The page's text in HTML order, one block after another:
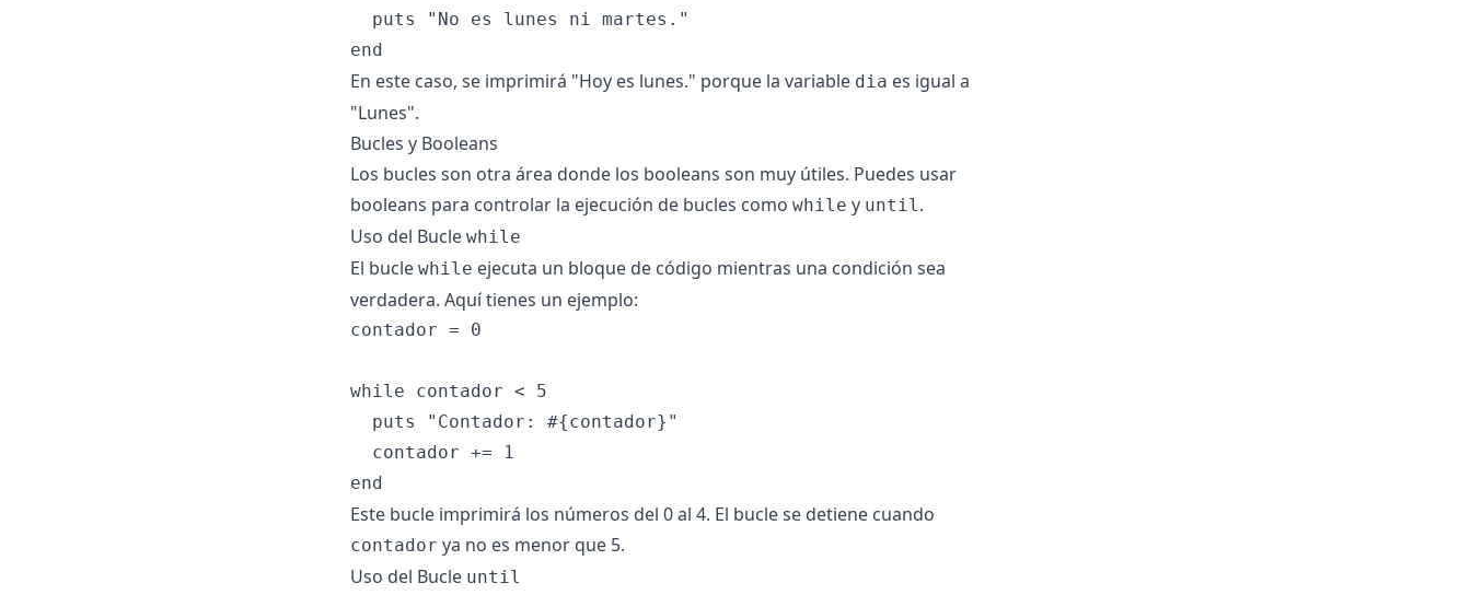
  puts "No es lunes ni martes."
En este caso, se imprimirá "Hoy es lunes." porque la variable dia es igual a
"Lunes".
Bucles y Booleans
Los bucles son otra área donde los booleans son muy útiles. Puedes usar
booleans para controlar la ejecución de bucles como while y until.
Uso del Bucle while
El bucle while ejecuta un bloque de código mientras una condición sea
verdadera. Aquí tienes un ejemplo:
contador = 0
while contador < 5
  puts "Contador: #{contador}"
  contador += 1
Este bucle imprimirá los números del 0 al 4. El bucle se detiene cuando
contador ya no es menor que 5.
Uso del Bucle until